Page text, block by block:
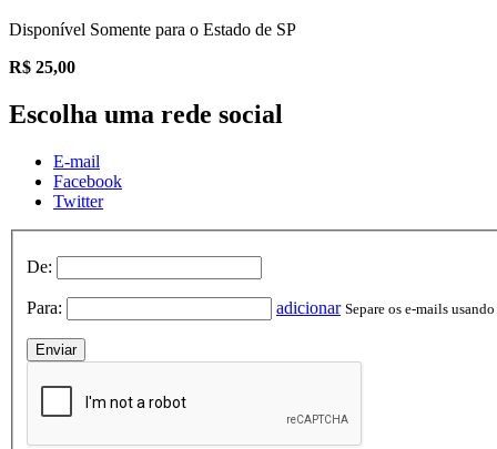
Disponível Somente para o Estado de SP
R$ 25,00
Escolha uma rede social
E-mail
Facebook
Twitter
De:
Para: adicionar Separe os e-mails